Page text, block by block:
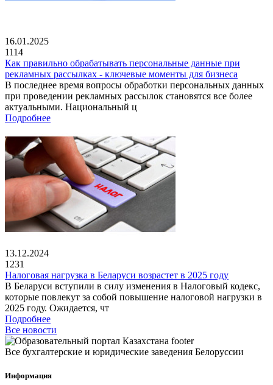
16.01.2025
1114
Как правильно обрабатывать персональные данные при
рекламных рассылках - ключевые моменты для бизнеса
В последнее время вопросы обработки персональных данных
при проведении рекламных рассылок становятся все более
актуальными. Национальный ц
Подробнее
13.12.2024
1231
Налоговая нагрузка в Беларуси возрастет в 2025 году
В Беларуси вступили в силу изменения в Налоговый кодекс,
которые повлекут за собой повышение налоговой нагрузки в
2025 году. Ожидается, чт
Подробнее
Все новости
Все бухгалтерские и юридические заведения Белоруссии
Информация